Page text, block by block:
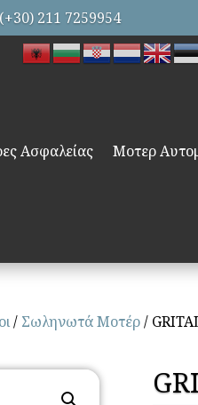
211 7259954
Ασφαλείας Μοτερ
/ Σωληνωτά Μοτέρ/